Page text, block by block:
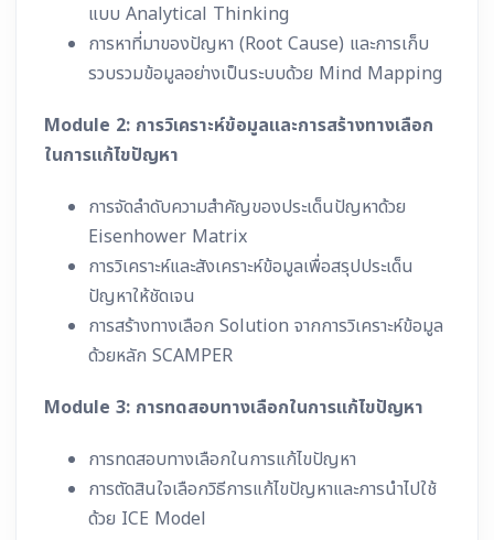
แบบ Analytical Thinking
การหาที่มาของปัญหา (Root Cause) และการเก็บ
รวบรวมข้อมูลอย่างเป็นระบบด้วย Mind Mapping
Module 2: การวิเคราะห์ข้อมูลและการสร้างทางเลือก
ในการแก้ไขปัญหา
การจัดลำดับความสำคัญของประเด็นปัญหาด้วย
Eisenhower Matrix
การวิเคราะห์และสังเคราะห์ข้อมูลเพื่อสรุปประเด็น
ปัญหาให้ชัดเจน
การสร้างทางเลือก Solution จากการวิเคราะห์ข้อมูล
ด้วยหลัก SCAMPER
Module 3: การทดสอบทางเลือกในการแก้ไขปัญหา
การทดสอบทางเลือกในการแก้ไขปัญหา
การตัดสินใจเลือกวิธีการแก้ไขปัญหาและการนำไปใช้
ด้วย ICE Model